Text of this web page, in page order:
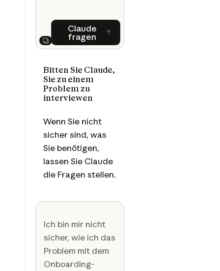
Next
Claude
fragenClaude fragen
Bitten Sie Claude,
Sie zu einem
Problem zu
interviewen
Wenn Sie nicht
sicher sind, was
Sie benötigen,
lassen Sie Claude
die Fragen stellen.
Ich bin mir nicht
sicher, wie ich das
Problem mit dem
Onboarding-